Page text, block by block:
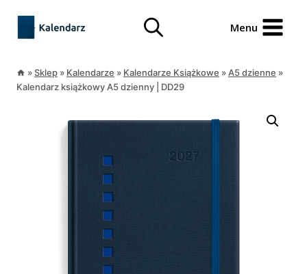
treści
treści
Menu
»Sklep » Kalendarze » Kalendarze Książkowe »A5 dzienne »
Kalendarz książkowy A5 dzienny | DD29